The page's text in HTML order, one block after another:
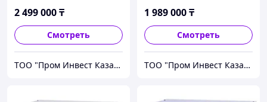
2 499 000₸
Смотреть
ТОО "Пром Инвест Казахстан"
1 989 000₸
Смотреть
ТОО "Пром Инвест Казахстан"